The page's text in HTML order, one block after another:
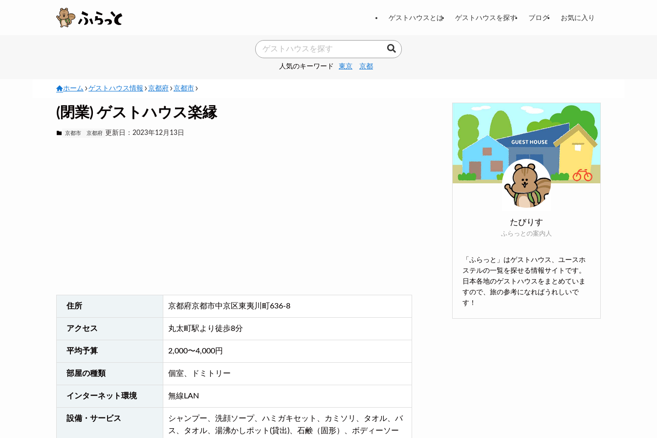
ゲストハウスとは ゲストハウスを探す ブログ お気に入り
人気のキーワード 東京 京都
ホーム ゲストハウス情報 京都府 京都市
(閉業) ゲストハウス楽縁
京都市 京都府 更新日：2023年12月13日
住所 京都府京都市中京区東夷川町636-8
アクセス 丸太町駅より徒歩8分
平均予算 2,000〜4,000円
部屋の種類 個室、ドミトリー
インターネット環境 無線LAN
設備・サービス
シャンプー、洗顔ソープ、ハミガキセット、カミソリ、タオル、バ
ス、タオル、湯沸かしポット(貸出)、石鹸（固形）、ボディーソー
たびりす
ふらっとの案内人
「ふらっと」はゲストハウス、ユースホ
ステルの一覧を探せる情報サイトです。
日本各地のゲストハウスをまとめていま
すので、旅の参考になればうれしいで
す！